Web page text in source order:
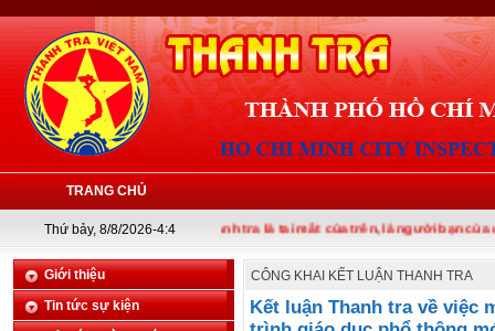
TRANG CHỦ
Thứ bảy, 8/8/2026-4:4Thanh tra là tai mắt của trên, là người bạn của dưới
Giới thiệu
Tin tức sự kiện
CÔNG KHAI KẾT LUẬN THANH TRA
Kết luận Thanh tra về việc